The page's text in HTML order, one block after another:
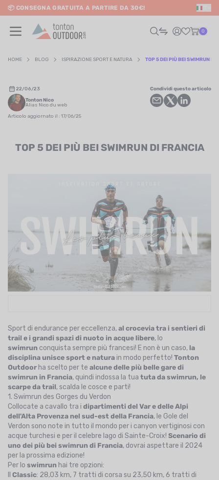
content
📦 CONSEGNA GRATUITA A PARTIRE DA 30€!
0
/ VIAGGIO
CARTA REGALO
I MIEI PREFERITI
IL BLOG DEI TONTONS
CONTATTO
HOME BLOG ISPIRAZIONE SPORT E NATURA TOP 5 DEI PIÙ BEI SWIMRUN DI
22/06/23
Tonton Nico
Alias Nico du web
Articolo aggiornato il : 17/06/25
Condividi questo articolo
TOP 5 DEI PIÙ BEI SWIMRUN DI FRANCIA
Sport di endurance per eccellenza,al crocevia tra i sentieri di
trail e i grandi spazi di nuoto in acque libere, lo
swimrun conquista sempre più francesi! E non è un caso, la
disciplina unisce sport e natura in modo perfetto! Tonton
Outdoor ha scelto per te alcune delle più belle gare di
swimrun in Francia, quindi indossa la tua tuta da swimrun, le
scarpe da trail, scalda le cosce e parti!
1. Swimrun des Gorges du Verdon
Collocate a cavallo tra i dipartimenti del Var e delle Alpi
dell'Alta Provenza nel sud-est della Francia, le Gole del
Verdon sono note in tutto il mondo per i canyon vertiginosi con
acque turchesi e per il celebre lago di Sainte-Croix! Scenario di
uno dei più bei swimrun di Francia, dovrai aspettare il 2024
per la prossima edizione!
Per lo swimrun hai tre opzioni:
Classic: 28,03 km, 7 tratti di corsa su 23,50 km, 6 tratti di